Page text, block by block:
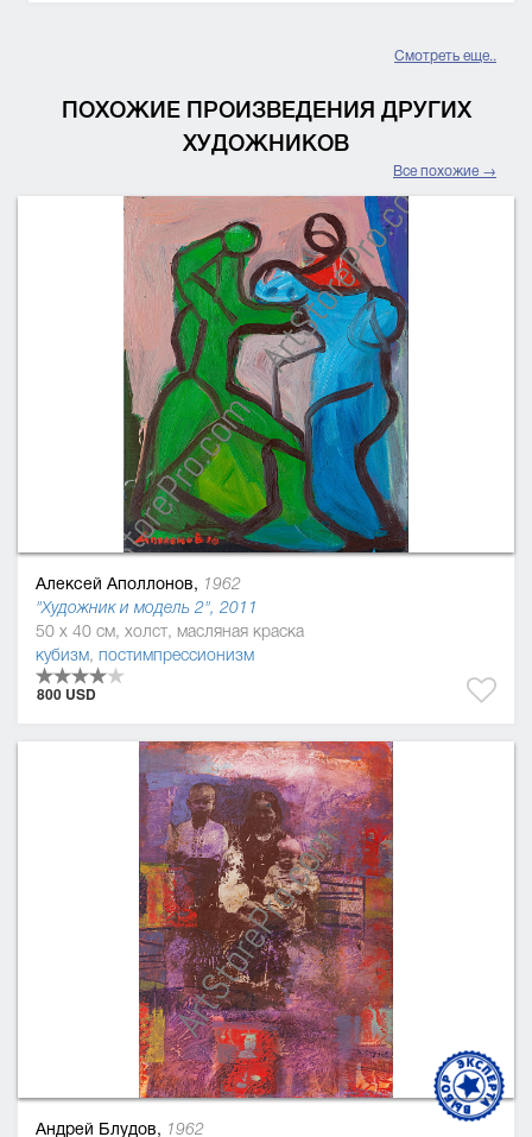
Смотреть еще..
ПОХОЖИЕ ПРОИЗВЕДЕНИЯ ДРУГИХ
ХУДОЖНИКОВ
Все похожие →
Алексей Аполлонов, 1962
"Художник и модель 2", 2011
50 x 40 см, холст, масляная краска
кубизм, постимпрессионизм
800 USD
Андрей Блудов, 1962